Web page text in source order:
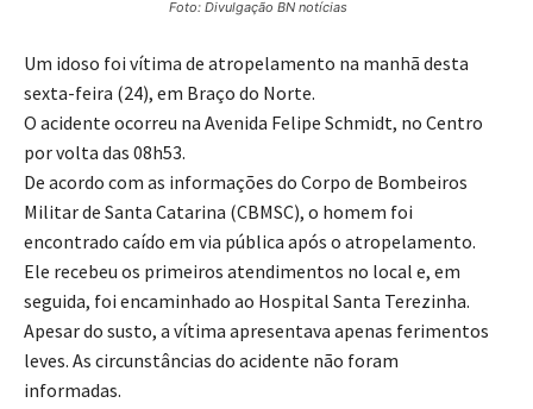
Foto: Divulgação BN notícias
Um idoso foi vítima de atropelamento na manhã desta
sexta-feira (24), em Braço do Norte.
O acidente ocorreu na Avenida Felipe Schmidt, no Centro
por volta das 08h53.
De acordo com as informações do Corpo de Bombeiros
Militar de Santa Catarina (CBMSC), o homem foi
encontrado caído em via pública após o atropelamento.
Ele recebeu os primeiros atendimentos no local e, em
seguida, foi encaminhado ao Hospital Santa Terezinha.
Apesar do susto, a vítima apresentava apenas ferimentos
leves. As circunstâncias do acidente não foram
informadas.